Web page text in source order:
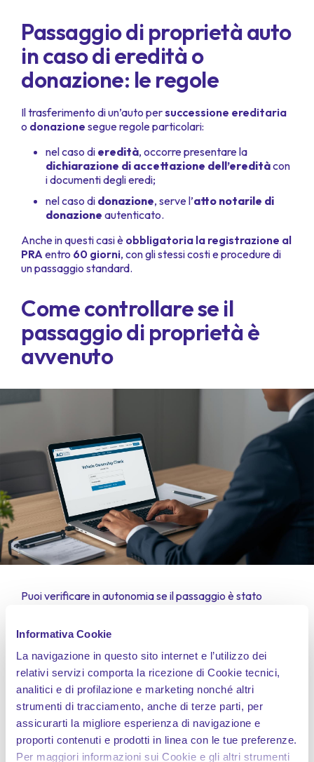
Informativa Cookie
La navigazione in questo sito internet e l’utilizzo dei
relativi servizi comporta la ricezione di Cookie tecnici,
analitici e di profilazione e marketing nonché altri
strumenti di tracciamento, anche di terze parti, per
assicurarti la migliore esperienza di navigazione e
proporti contenuti e prodotti in linea con le tue preferenze.
Per maggiori informazioni sui Cookie e gli altri strumenti
Passaggio di proprietà auto
in caso di eredità o
donazione: le regole
Il trasferimento di un’auto persuccessione ereditaria
o donazione segue regole particolari:
nel caso di eredità, occorre presentare la
dichiarazione di accettazione dell’ereditàcon
i documenti degli eredi;
nel caso di donazione, serve l’atto notarile di
donazione autenticato.
Anche in questi casi è obbligatoria la registrazione al
PRAentro 60 giorni, con gli stessi costi e procedure di
un passaggio standard.
Come controllare se il
passaggio di proprietà è
avvenuto
Puoi verificare in autonomia se il passaggio è stato
PRA. Basta inserire la
ne risultaintestatarioe se la pratica è stata
completata.
ConBeRebel , puoi tenere sempre a portata di mano i
documenti aggiornati del tuo veicolo direttamente
nell’app: carta verde,polizzae certificato digitale
tutto in un archivio unicoesempre disponibile .